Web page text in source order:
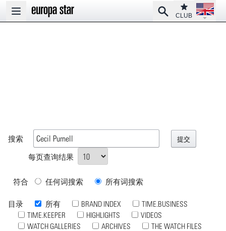
Open main menu
SearchClub
CLUB
Open
搜索
每页查询结果
符合 任何词搜索 所有词搜索
目录 所有 BRAND INDEX
TIME.BUSINESS
TIME.KEEPER
HIGHLIGHTS
VIDEOS
WATCH GALLERIES
ARCHIVES THE WATCH FILES